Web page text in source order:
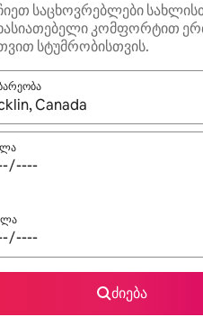
საცხოვრებლები
კომფორტით
სტუმრობისთვის.
შედეგები ხელმისაწვდომი
ძიება